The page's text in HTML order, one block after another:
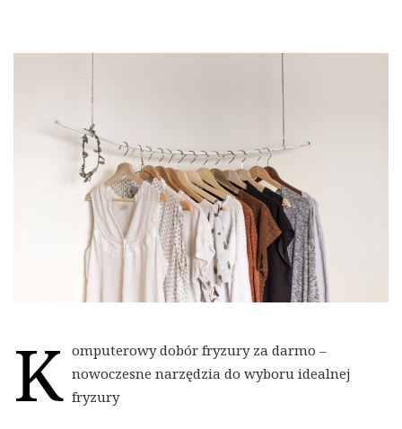
K omputerowy dobór fryzury za darmo –
nowoczesne narzędzia do wyboru idealnej
fryzury